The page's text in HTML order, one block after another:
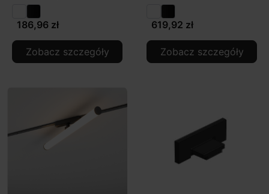
186,96 zł
Zobacz szczegóły
619,92 zł
Zobacz szczegóły